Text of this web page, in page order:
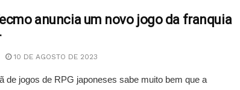
anuncia um novo jogo da franquia
10 DE AGOSTO DE 2023
de jogos de RPG japoneses sabe muito bem que a